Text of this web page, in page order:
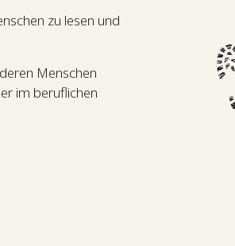
zu lesen und
Menschen
im beruflichen